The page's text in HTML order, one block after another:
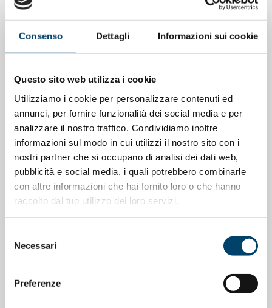
Consenso Dettagli Informazioni sui cookie
Questo sito web utilizza i cookie
Utilizziamo i cookie per personalizzare contenuti ed
annunci, per fornire funzionalità dei social media e per
analizzare il nostro traffico. Condividiamo inoltre
informazioni sul modo in cui utilizzi il nostro sito con i
nostri partner che si occupano di analisi dei dati web,
pubblicità e social media, i quali potrebbero combinarle
con altre informazioni che hai fornito loro o che hanno
raccolto dal tuo utilizzo dei loro servizi.
delNecessari
Preferenze
ONDA PER LE DONNE
Depressione Post Partum: intervista al
Prof. Claudio Mencacci
23 Apr 2026